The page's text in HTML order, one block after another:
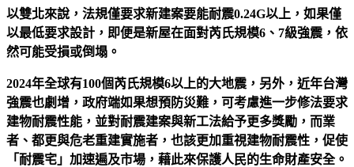
以雙北來說，法規僅要求新建案要能耐震0.24G以上，如果僅
以最低要求設計，即便是新屋在面對芮氏規模6、7級強震，依
然可能受損或倒塌。
2024年全球有100個芮氏規模6以上的大地震，另外，近年台灣
強震也劇增，政府端如果想預防災難，可考慮進一步修法要求
建物耐震性能，並對耐震建案與新工法給予更多獎勵，而業
者、都更與危老重建實施者，也該更加重視建物耐震性，促使
「耐震宅」加速遍及市場，藉此來保護人民的生命財產安全。